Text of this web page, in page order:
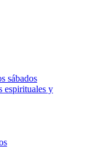
sábados
espirituales y